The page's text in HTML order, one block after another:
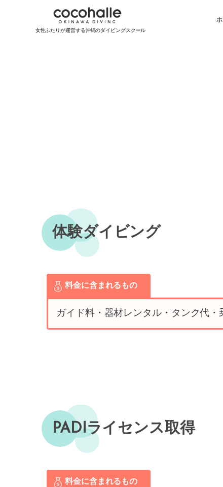
女性ふたりが運営する沖縄のダイビングスクール
体験ダイビング
料金に含まれるもの
ガイド料・器材レンタル・タンク代
PADIライセンス取得
料金に含まれるもの